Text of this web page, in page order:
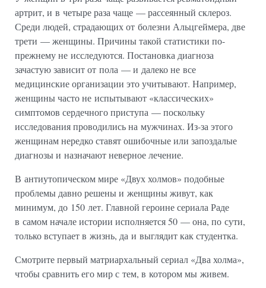
артрит, и в четыре раза чаще — рассеянный склероз.
Среди людей, страдающих от болезни Альцгеймера, две
трети — женщины. Причины такой статистики по-
прежнему не исследуются. Постановка диагноза
зачастую зависит от пола — и далеко не все
медицинские организации это учитывают. Например,
женщины часто не испытывают «классических»
симптомов сердечного приступа — поскольку
исследования проводились на мужчинах. Из-за этого
женщинам нередко ставят ошибочные или запоздалые
диагнозы и назначают неверное лечение.
В антиутопическом мире «Двух холмов» подобные
проблемы давно решены и женщины живут, как
минимум, до 150 лет. Главной героине сериала Раде
в самом начале истории исполняется 50 — она, по сути,
только вступает в жизнь, да и выглядит как студентка.
Смотрите первый матриархальный сериал «Два холма»,
чтобы сравнить его мир с тем, в котором мы живем.